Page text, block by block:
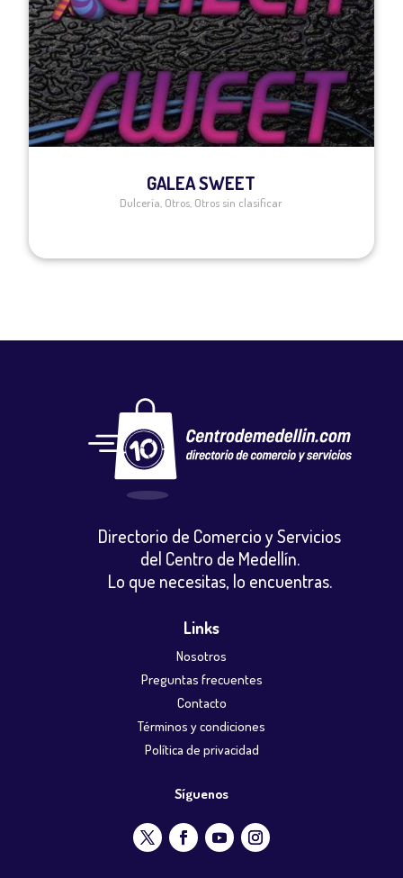
GALEA SWEET
Dulcería Otros Otros sin clasificar
Directorio de Comercio y Servicios
del Centro de Medellín.
Lo que necesitas, lo encuentras.
Links
Nosotros
Preguntas frecuentes
Contacto
Términos y condiciones
Política de privacidad
Síguenos